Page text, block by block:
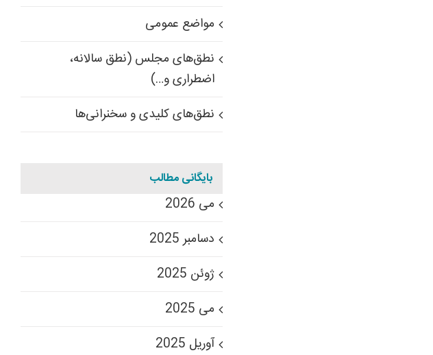
مواضع عمومی
نطق‌های مجلس (نطق سالانه،
اضطراری و…)
نطق‌های کلیدی و سخنرانی‌ها
بایگانی مطالب
می 2026
دسامبر 2025
ژوئن 2025
می 2025
آوریل 2025